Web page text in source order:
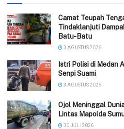
Camat Teupah
Tindaklanjuti
Batu-Batu
3 AGUSTUS 2026
‎Istri Polisi di Medan
Senpi Suami
3 AGUSTUS 2026
Ojol Meninggal
Lintas Mapolda
30 JULI 2026